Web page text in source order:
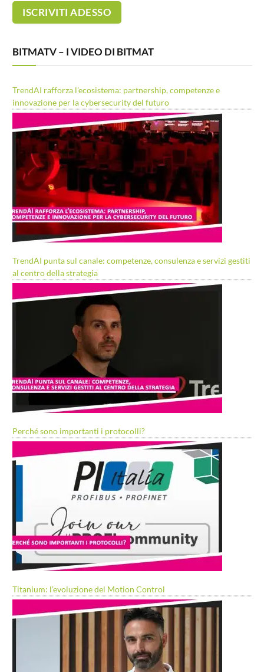
BITMATV – I VIDEO DI BITMAT
TrendAI rafforza l’ecosistema: partnership, competenze e
innovazione per la cybersecurity del futuro
TrendAI punta sul canale: competenze, consulenza e servizi gestiti
al centro della strategia
Perché sono importanti i protocolli?
Titanium: l’evoluzione del Motion Control